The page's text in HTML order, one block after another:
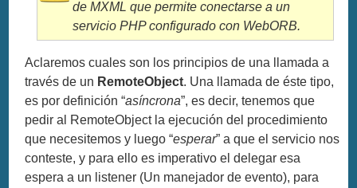
de MXML que permite conectarse a un
servicio PHP configurado con WebORB.
Aclaremos cuales son los principios de una llamada a
través de un RemoteObject. Una llamada de éste tipo,
es por definición “asíncrona”, es decir, tenemos que
pedir al RemoteObject la ejecución del procedimiento
que necesitemos y luego “esperar” a que el servicio nos
conteste, y para ello es imperativo el delegar esa
espera a un listener (Un manejador de evento), para